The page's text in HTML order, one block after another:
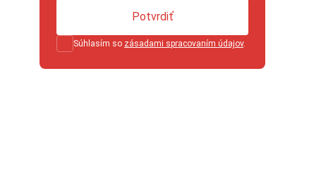
Súhlasím so zásadami spracovaním údajov.
Potvrdiť